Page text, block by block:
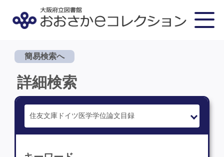
簡易検索へ
詳細検索